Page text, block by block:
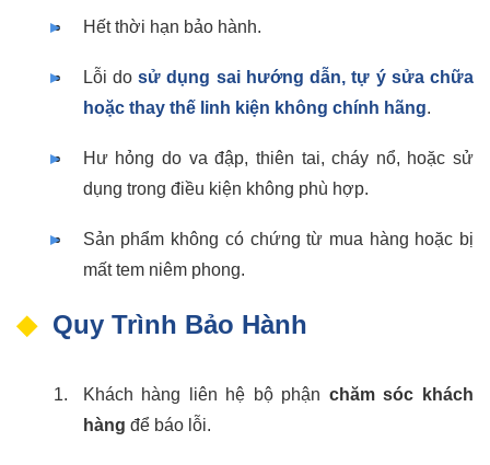
Hết thời hạn bảo hành.
Lỗi dosử dụng sai hướng dẫn, tự ý sửa chữa
hoặc thay thế linh kiện không chính hãng.
Hư hỏng do va đập, thiên tai, cháy nổ, hoặc sử
dụng trong điều kiện không phù hợp.
Sản phẩm không có chứng từ mua hàng hoặc bị
mất tem niêm phong.
Quy Trình Bảo Hành
Khách hàng liên hệ bộ phận chăm sóc khách
hàng để báo lỗi.